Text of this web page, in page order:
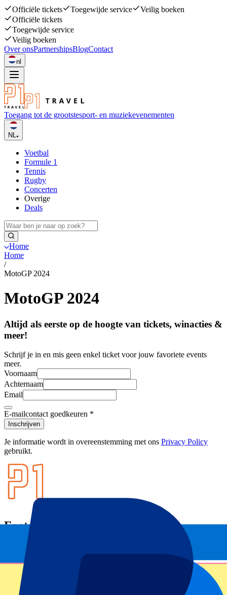
Officiële tickets Toegewijde service
Veilig boeken
Officiële tickets
Toegewijde service
Veilig boeken
Over onsPartnershipsBlogContact
nl
Toegang tot de grootstesport- en muziekevenementen
NL
Voetbal
Formule 1
Tennis
Rugby
Concerten
Overige
Deals
Home
Home
/
MotoGP 2024
MotoGP 2024
Altijd als eerste op de hoogte van tickets, winacties &
meer!
Schrijf je in en mis geen enkel ticket voor jouw favoriete events
meer.
Voornaam
Achternaam
Email
E-mailcontact goedkeuren *
Inschrijven
Je informatie wordt in overeenstemming met ons Privacy Policy
gebruikt.
Footer menu
Topclubs
Manchester United
Manchester City